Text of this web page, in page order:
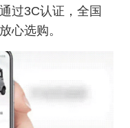
过3C认证，全国
心选购。